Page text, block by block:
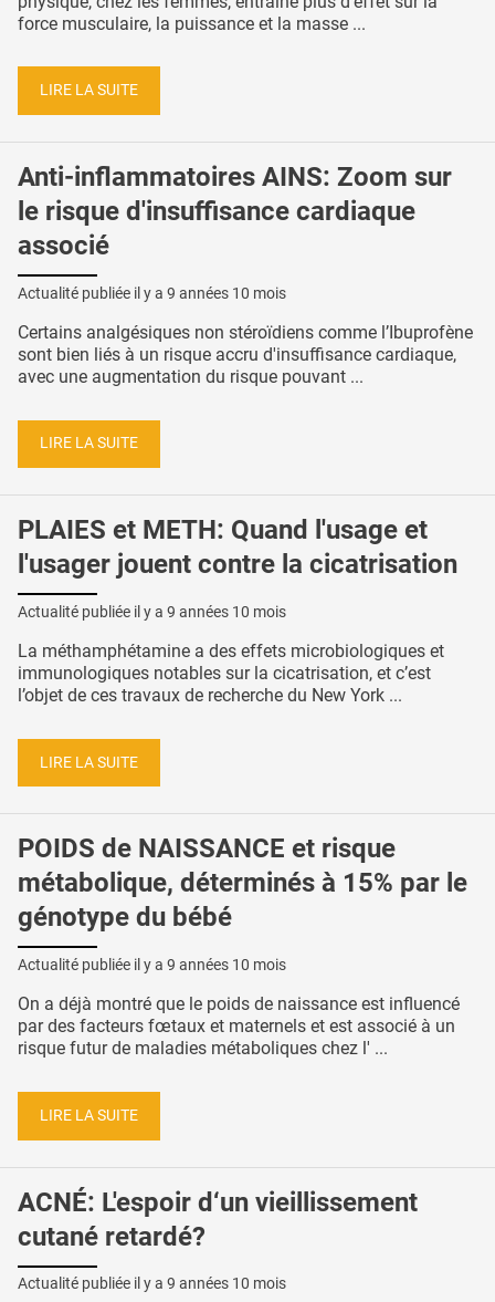
force musculaire, la puissance et la masse ...
LIRE LA SUITE
Anti-inflammatoires AINS: Zoom sur
le risque d'insuffisance cardiaque
associé
Actualité publiée il y a 9 années 10 mois
Certains analgésiques non stéroïdiens comme l’Ibuprofène
sont bien liés à un risque accru d'insuffisance cardiaque,
avec une augmentation du risque pouvant ...
LIRE LA SUITE
PLAIES et METH: Quand l'usage et
l'usager jouent contre la cicatrisation
Actualité publiée il y a 9 années 10 mois
La méthamphétamine a des effets microbiologiques et
immunologiques notables sur la cicatrisation, et c’est
l’objet de ces travaux de recherche du New York ...
LIRE LA SUITE
POIDS de NAISSANCE et risque
métabolique, déterminés à 15% par le
génotype du bébé
Actualité publiée il y a 9 années 10 mois
On a déjà montré que le poids de naissance est influencé
par des facteurs fœtaux et maternels et est associé à un
risque futur de maladies métaboliques chez l' ...
LIRE LA SUITE
ACNÉ: L'espoir d‘un vieillissement
cutané retardé?
Actualité publiée il y a 9 années 10 mois